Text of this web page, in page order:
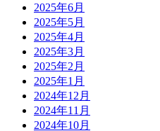
2025年6月
2025年5月
2025年4月
2025年3月
2025年2月
2025年1月
2024年12月
2024年11月
2024年10月